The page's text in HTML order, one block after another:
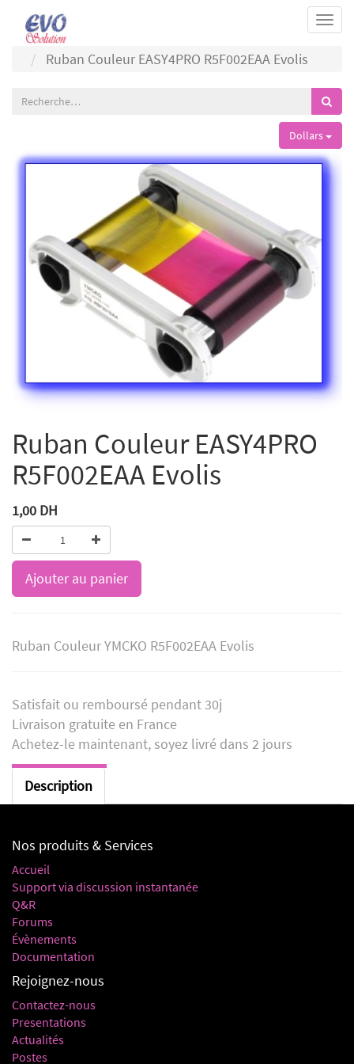
Ruban Couleur EASY4PRO R5F002EAA Evolis
Dollars
Ruban Couleur EASY4PRO
R5F002EAA Evolis
1,00 DH
Ajouter au panier
Ruban Couleur YMCKO R5F002EAA Evolis
Satisfait ou remboursé pendant 30j
Livraison gratuite en France
Achetez-le maintenant, soyez livré dans 2 jours
Description
Nos produits & Services
Accueil
Support via discussion instantanée
Q&R
Forums
Évènements
Documentation
Rejoignez-nous
Contactez-nous
Presentations
Actualités
Postes